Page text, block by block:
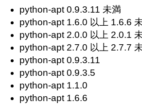
python-apt 0.9.3.11 未満
python-apt 1.6.0 以上 1.6.6
python-apt 2.0.0 以上 2.0.1
python-apt 2.7.0 以上 2.7.7
python-apt 0.9.3.11
python-apt 0.9.3.5
python-apt 1.1.0
python-apt 1.6.6